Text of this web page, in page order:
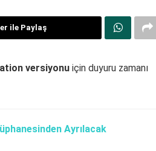
ile Paylaş
versiyonu için duyuru zamanı
Ayrılacak